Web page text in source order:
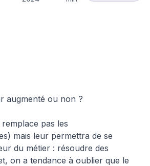
augmenté ou non ?
pas les
mais leur permettra de se
du métier : résoudre des
on a tendance à oublier que le